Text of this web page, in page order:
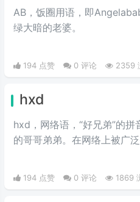
AB，饭圈用语，即
绿大暗的老婆。​
194 点赞 0 评论 2359
hxd
hxd，网络语，“好兄弟”的
的哥哥弟弟。在网络上被广泛
194 点赞 0 评论 1869